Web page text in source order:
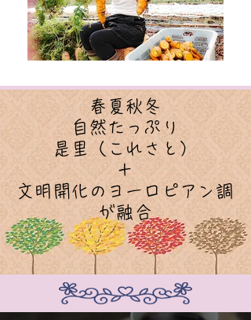
春夏秋冬
自然たっぷり
是里（これさと）
＋
文明開化のヨーロピアン調
が融合